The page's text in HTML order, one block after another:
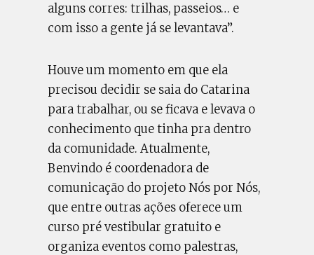
alguns corres: trilhas, passeios… e
com isso a gente já se levantava”.
Houve um momento em que ela
precisou decidir se saia do Catarina
para trabalhar, ou se ficava e levava o
conhecimento que tinha pra dentro
da comunidade. Atualmente,
Benvindo é coordenadora de
comunicação do projeto Nós por Nós,
que entre outras ações oferece um
curso pré vestibular gratuito e
organiza eventos como palestras,